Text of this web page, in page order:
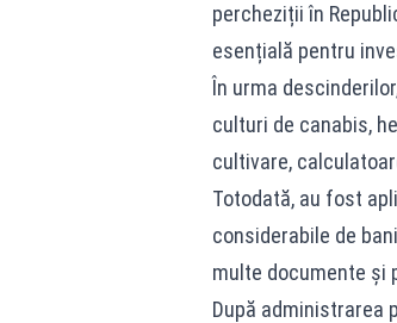
percheziții în
esențială pentru
În urma
culturi de canabis,
cultivare,
Totodată, au fost
considerabile de
multe documente și
După administrarea